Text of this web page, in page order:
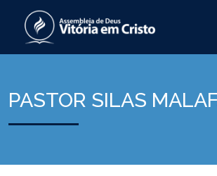
PASTOR SILAS